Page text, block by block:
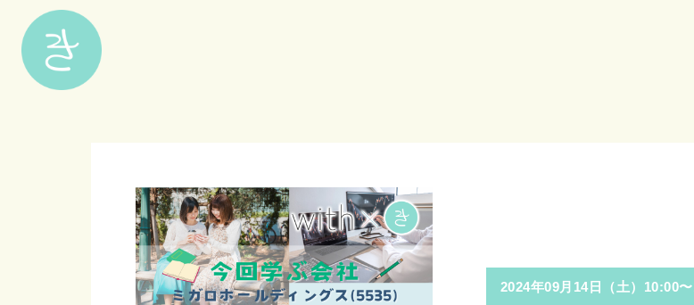
2024年09月14日（土）10:00